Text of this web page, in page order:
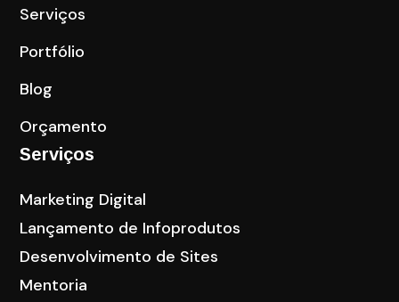
Serviços
Portfólio
Blog
Orçamento
Serviços
Marketing Digital
Lançamento de Infoprodutos
Desenvolvimento de Sites
Mentoria